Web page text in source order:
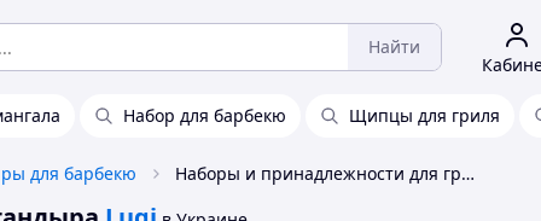
Найти
Набор для барбекю Щипцы для гриля
для барбекю Наборы и принадлежности для гриля и тандыра Lugi